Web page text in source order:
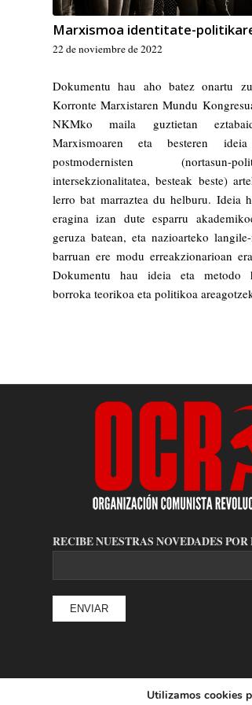
Marxismoa identitate-
22 de noviembre de 2022
Dokumentu hau aho batez onartu
Korronte Marxistaren Mundu
NKMko maila guztietan
Marxismoaren eta besteren
postmodernisten
intersekzionalitatea, besteak beste)
lerro bat marraztea du helburu. Ideia
eragina izan dute esparru
geruza batean, eta nazioarteko
barruan ere modu erreakzionarioan
Dokumentu hau ideia eta metodo
borroka teorikoa eta politikoa
RECIBE NUESTRAS NOVEDADES
Utilizamos cookies